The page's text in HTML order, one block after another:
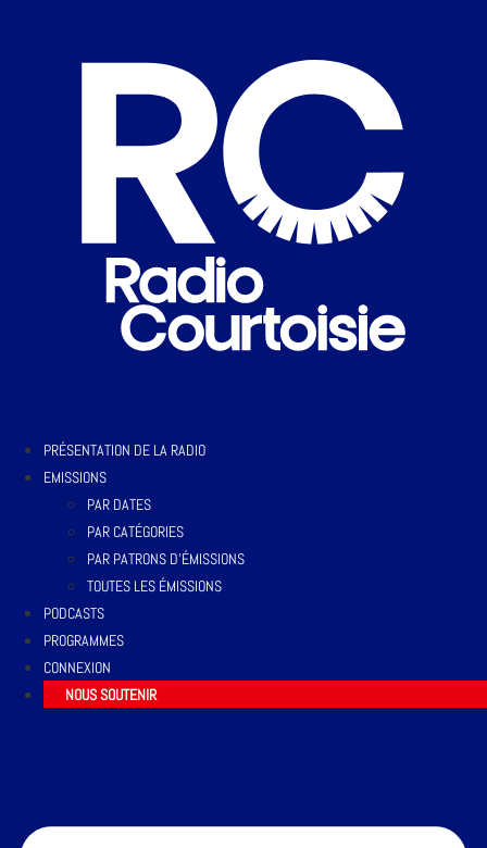
PRÉSENTATION DE LA RADIO
EMISSIONS
PAR DATES
PAR CATÉGORIES
PAR PATRONS D’ÉMISSIONS
TOUTES LES ÉMISSIONS
PODCASTS
PROGRAMMES
CONNEXION
NOUS SOUTENIR